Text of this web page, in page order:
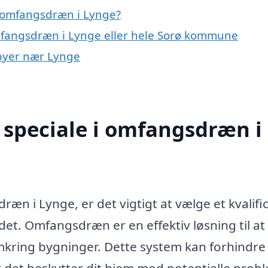
i Lynge?
i Lynge eller hele Sorø kommune
nær Lynge
i omfangsdræn i
i Lynge, er det vigtigt at vælge et
Omfangsdræn er en effektiv løsning til at
bygninger. Dette system kan forhindre